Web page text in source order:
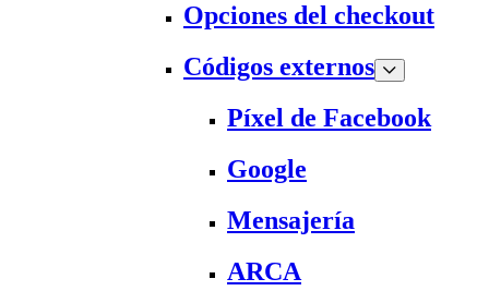
Opciones del checkout
Códigos externos
Píxel de Facebook
Google
Mensajería
ARCA